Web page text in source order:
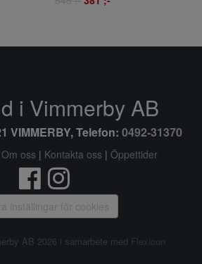
i Vimmerby AB
VIMMERBY, Telefon: 0492-31370
Om oss | Kontakta oss | Öppettider
inställingar för cookies
AB 2026 i samarbete med Flexicon